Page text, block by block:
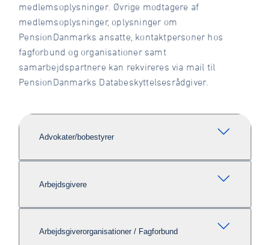
medlemsoplysninger. Øvrige modtagere af
medlemsoplysninger, oplysninger om
PensionDanmarks ansatte, kontaktpersoner hos
fagforbund og organisationer samt
samarbejdspartnere kan rekvireres via mail til
PensionDanmarks Databeskyttelsesrådgiver.
Advokater/bobestyrer
Arbejdsgivere
Arbejdsgiverorganisationer / Fagforbund